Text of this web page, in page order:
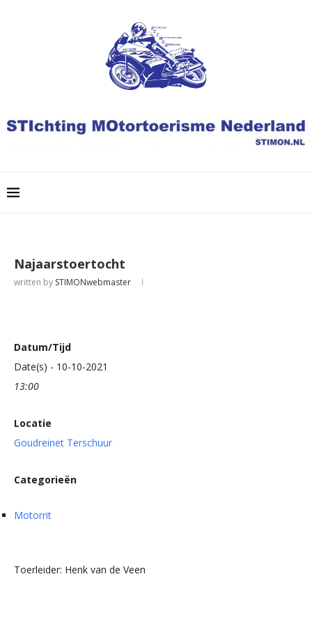
Najaarstoertocht
written by STIMONwebmaster
Datum/Tijd
Date(s) - 10-10-2021
13:00
Locatie
Goudreinet Terschuur
Categorieën
Motorrit
Toerleider: Henk van de Veen